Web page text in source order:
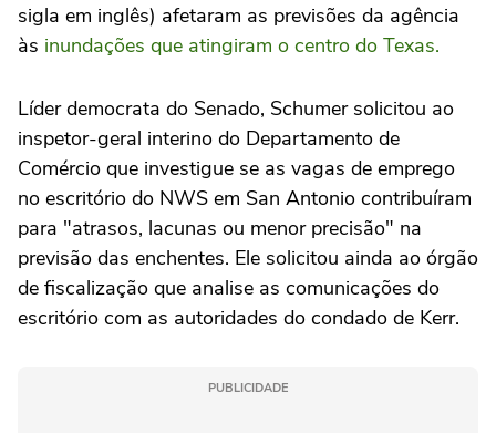
sigla em inglês) afetaram as previsões da agência
às inundações que atingiram o centro do Texas.
Líder democrata do Senado, Schumer solicitou ao
inspetor-geral interino do Departamento de
Comércio que investigue se as vagas de emprego
no escritório do NWS em San Antonio contribuíram
para "atrasos, lacunas ou menor precisão" na
previsão das enchentes. Ele solicitou ainda ao órgão
de fiscalização que analise as comunicações do
escritório com as autoridades do condado de Kerr.
PUBLICIDADE